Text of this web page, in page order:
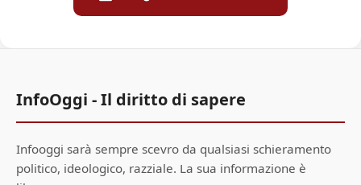
InfoOggi - Il diritto di sapere
Infooggi sarà sempre scevro da qualsiasi schieramento
politico, ideologico, razziale. La sua informazione è